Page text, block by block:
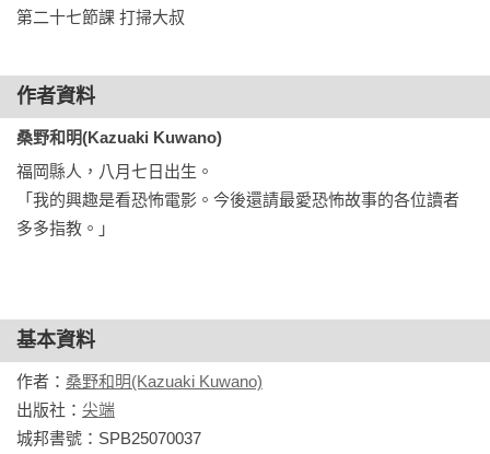
作者資料
桑野和明(Kazuaki Kuwano)
福岡縣人，八月七日出生。
「我的興趣是看恐怖電影。今後還請最愛恐怖故事的各位讀者
多多指教。」
基本資料
作者： 桑野和明(Kazuaki Kuwano)
出版社： 尖端
城邦書號：SPB25070037